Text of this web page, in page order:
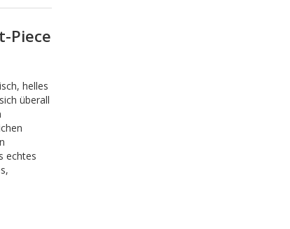
Piece
helles
überall
echtes